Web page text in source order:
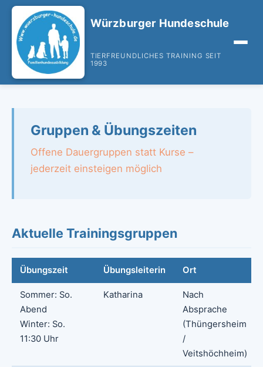
Würzburger Hundeschule
TIERFREUNDLICHES TRAINING SEIT
1993
Gruppen & Übungszeiten
Offene Dauergruppen statt Kurse –
jederzeit einsteigen möglich
Aktuelle Trainingsgruppen
Übungszeit Übungsleiterin Ort
Sommer: So.
Abend
Winter: So.
11:30 Uhr
Katharina
Nach
Absprache
(Thüngersheim
/
Veitshöchheim)